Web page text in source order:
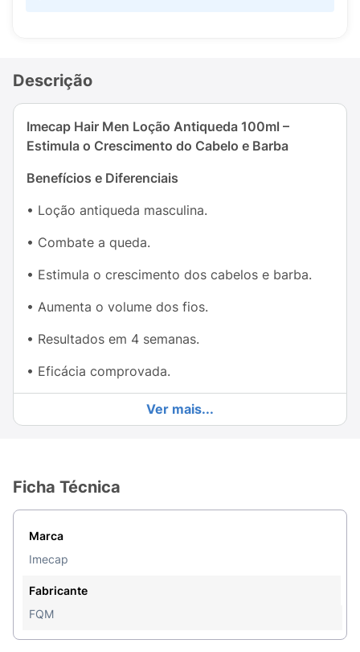
Descrição
Imecap Hair Men Loção Antiqueda 100ml –
Estimula o Crescimento do Cabelo e Barba
Benefícios e Diferenciais
• Loção antiqueda masculina.
• Combate a queda.
• Estimula o crescimento dos cabelos e barba.
• Aumenta o volume dos fios.
• Resultados em 4 semanas.
• Eficácia comprovada.
• Fórmula exclusiva com Baicapil®.
• Uso tópico.
• Agite antes de usar.
O que é e para que serve o Imecap®️ Hair Men
Loção?
Ver mais...
Ficha Técnica
Marca
Imecap
Fabricante
FQM